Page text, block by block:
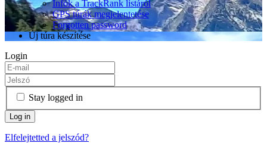
Infók a TrackRank listáról
GPS túrák megjelentetése
Forgotten password
Új túra készítése
Login
Stay logged in
Elfelejtetted a jelszód?